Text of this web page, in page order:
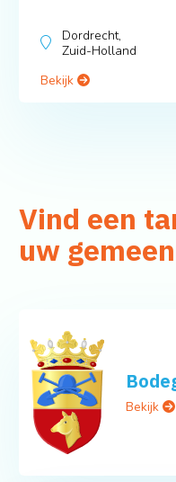
Dordrecht,
Zuid-Holland
Bekijk
Vind een
uw
Bekijk